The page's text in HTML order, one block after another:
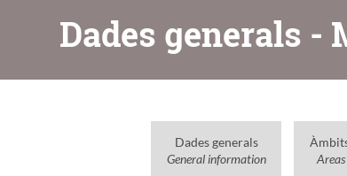
Dades generals -
Dades generals
General information